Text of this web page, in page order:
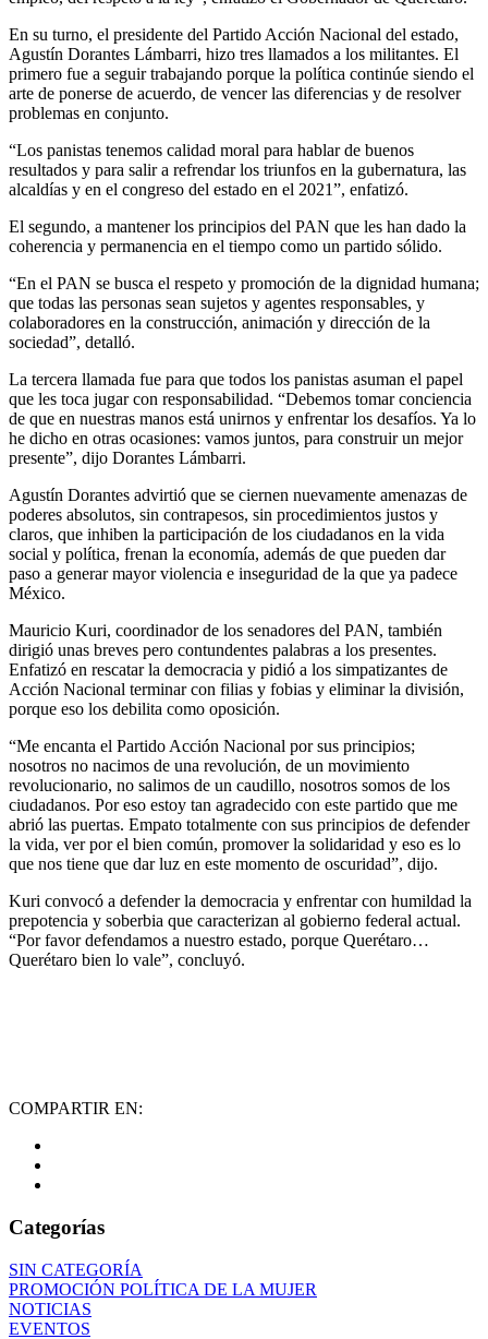
En su turno, el presidente del Partido Acción Nacional del estado,
Agustín Dorantes Lámbarri, hizo tres llamados a los militantes. El
primero fue a seguir trabajando porque la política continúe siendo el
arte de ponerse de acuerdo, de vencer las diferencias y de resolver
problemas en conjunto.
“Los panistas tenemos calidad moral para hablar de buenos
resultados y para salir a refrendar los triunfos en la gubernatura, las
alcaldías y en el congreso del estado en el 2021”, enfatizó.
El segundo, a mantener los principios del PAN que les han dado la
coherencia y permanencia en el tiempo como un partido sólido.
“En el PAN se busca el respeto y promoción de la dignidad humana;
que todas las personas sean sujetos y agentes responsables, y
colaboradores en la construcción, animación y dirección de la
sociedad”, detalló.
La tercera llamada fue para que todos los panistas asuman el papel
que les toca jugar con responsabilidad. “Debemos tomar conciencia
de que en nuestras manos está unirnos y enfrentar los desafíos. Ya lo
he dicho en otras ocasiones: vamos juntos, para construir un mejor
presente”, dijo Dorantes Lámbarri.
Agustín Dorantes advirtió que se ciernen nuevamente amenazas de
poderes absolutos, sin contrapesos, sin procedimientos justos y
claros, que inhiben la participación de los ciudadanos en la vida
social y política, frenan la economía, además de que pueden dar
paso a generar mayor violencia e inseguridad de la que ya padece
México.
Mauricio Kuri, coordinador de los senadores del PAN, también
dirigió unas breves pero contundentes palabras a los presentes.
Enfatizó en rescatar la democracia y pidió a los simpatizantes de
Acción Nacional terminar con filias y fobias y eliminar la división,
porque eso los debilita como oposición.
“Me encanta el Partido Acción Nacional por sus principios;
nosotros no nacimos de una revolución, de un movimiento
revolucionario, no salimos de un caudillo, nosotros somos de los
ciudadanos. Por eso estoy tan agradecido con este partido que me
abrió las puertas. Empato totalmente con sus principios de defender
la vida, ver por el bien común, promover la solidaridad y eso es lo
que nos tiene que dar luz en este momento de oscuridad”, dijo.
Kuri convocó a defender la democracia y enfrentar con humildad la
prepotencia y soberbia que caracterizan al gobierno federal actual.
“Por favor defendamos a nuestro estado, porque Querétaro…
Querétaro bien lo vale”, concluyó.
COMPARTIR EN:
Categorías
SIN CATEGORÍA
PROMOCIÓN POLÍTICA DE LA MUJER
NOTICIAS
EVENTOS